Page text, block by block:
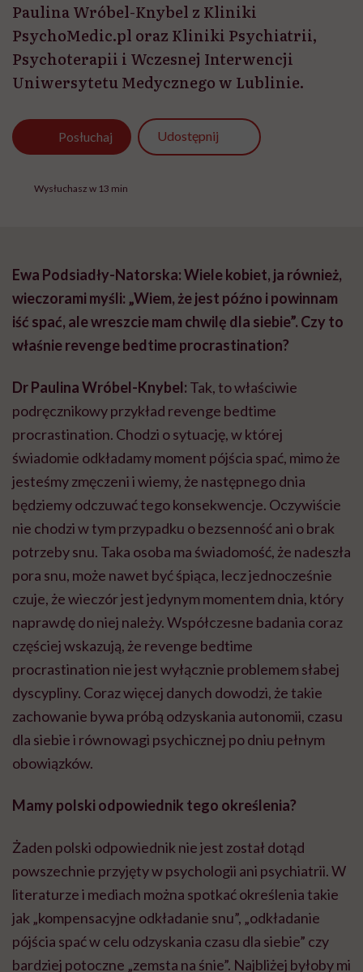
Ewa Podsiadły-Natorska: Wiele kobiet, ja również,
wieczorami myśli: „Wiem, że jest późno i powinnam
iść spać, ale wreszcie mam chwilę dla siebie”. Czy to
Dr Paulina Wróbel-Knybel:Tak, to właściwie
procrastination. Chodzi o sytuację, w której
nie chodzi w tym przypadku o bezsenność ani o brak
potrzeby snu. Taka osoba ma świadomość, że nadeszła
pora snu, może nawet być śpiąca, lecz jednocześnie
czuje, że wieczór jest jedynym momentem dnia, który
naprawdę do niej należy. Współczesne badania coraz
częściej wskazują, że revenge bedtime
procrastination nie jest wyłącznie problemem słabej
dyscypliny. Coraz więcej danych dowodzi, że takie
zachowanie bywa próbą odzyskania autonomii, czasu
dla siebie i równowagi psychicznej po dniu pełnym
obowiązków.
Mamy polski odpowiednik tego określenia?
Żaden polski odpowiednik nie jest został dotąd
powszechnie przyjęty w psychologii ani psychiatrii. W
literaturze i mediach można spotkać określenia takie
jak „kompensacyjne odkładanie snu”, „odkładanie
pójścia spać w celu odzyskania czasu dla siebie” czy
bardziej potoczne „zemsta na śnie”. Najbliżej byłoby mi
do określenia „kompensacyjne odkładanie snu”,
ponieważ dobrze oddaje istotę tego zjawiska, nie
dyscypliny, ale o próbę zrekompensowania sobie
braku czasu dla siebie w ciągu dnia. Wieczorem
człowiek świadomie rezygnuje ze snu, żeby odzyskać
choć odrobinę poczucia wolności, kontroli czy
przyjemności.
POLECAMY